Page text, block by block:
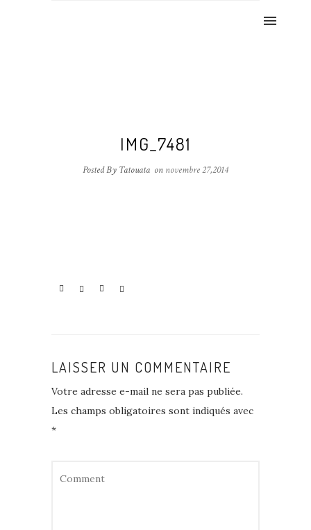
IMG_7481
Posted By Tatouata on novembre 27,2014
LAISSER UN COMMENTAIRE
Votre adresse e-mail ne sera pas publiée.
Les champs obligatoires sont indiqués avec
*